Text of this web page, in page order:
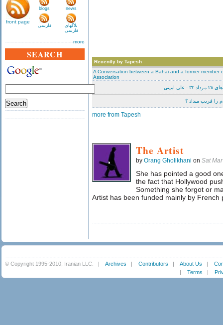
front page
blogs news
فارسی
بلاگهای
فارسی
more
SEARCH
Recently by Tapesh
A Conversation between a Bahai and a former member
Association
امینی
را فریب میداد ؟
more from Tapesh
The Artist
by Orang Gholikhani on Sat
She has pointed a good
the fact that Hollywood
Something she forgot or
Artist has been funded mainly by French
© Copyright 1995-2010, Iranian LLC. | Archives | Contributors | About Us |
| Terms |